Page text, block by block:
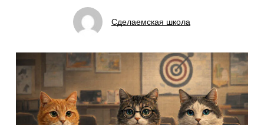
Сделаемская школа